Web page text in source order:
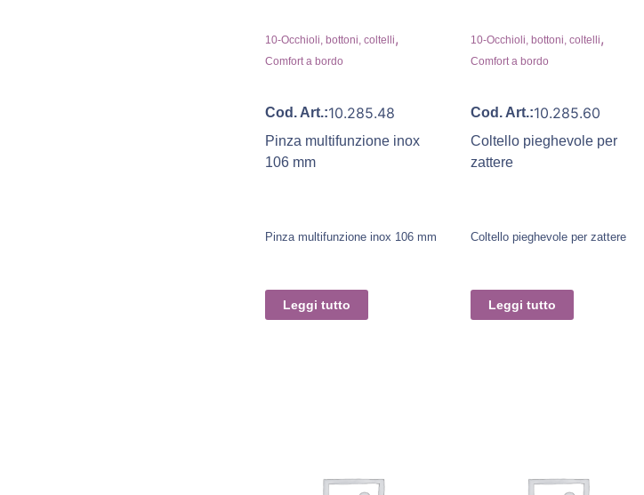
10-Occhioli, bottoni, coltelli,
Comfort a bordo
Cod. Art.:10.285.48
Pinza multifunzione inox
106 mm
Pinza multifunzione inox 106 mm
Leggi tutto
10-Occhioli, bottoni, coltelli,
Comfort a bordo
Cod. Art.:10.285.60
Coltello pieghevole per
zattere
Coltello pieghevole per zattere
Leggi tutto